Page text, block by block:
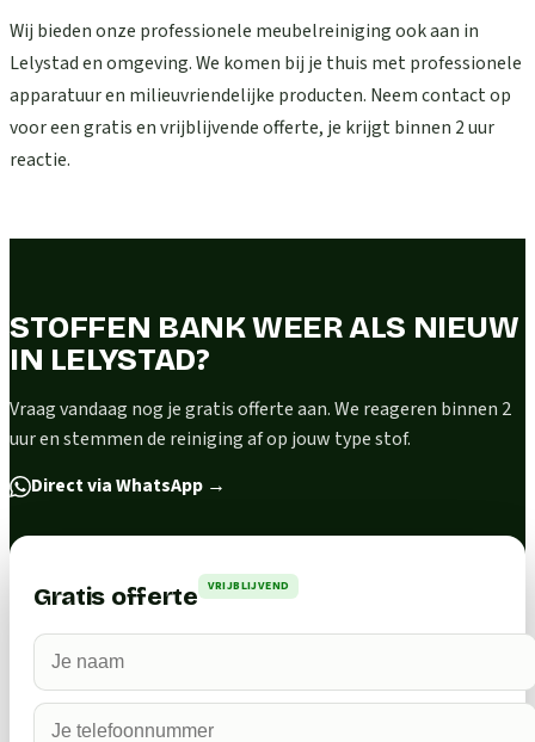
Wij bieden onze professionele meubelreiniging ook aan in
Lelystad en omgeving. We komen bij je thuis met professionele
apparatuur en milieuvriendelijke producten. Neem contact op
voor een gratis en vrijblijvende offerte, je krijgt binnen 2 uur
reactie.
STOFFEN BANK WEER ALS NIEUW
IN LELYSTAD?
Vraag vandaag nog je gratis offerte aan. We reageren binnen 2
uur en stemmen de reiniging af op jouw type stof.
Direct via WhatsApp →
Gratis offerte VRIJBLIJVEND